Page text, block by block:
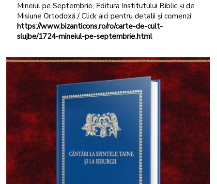
Mineiul pe Septembrie, Editura Institutului Biblic și de
Misiune Ortodoxă / Click aici pentru detalii și comenzi:
https://www.bizanticons.ro/ro/carte-de-cult-
slujbe/1724-mineiul-pe-septembrie.html